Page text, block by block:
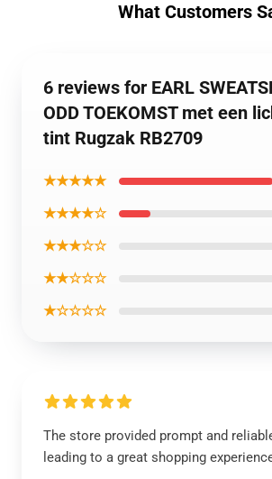
What Customers
6 reviews for EARL
ODD TOEKOMST met een
tint Rugzak RB2709
★★★★★
★★★★☆
★★★☆☆
★★☆☆☆
★☆☆☆☆
The store provided prompt and
leading to a great shopping